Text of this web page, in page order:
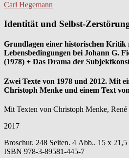
Carl Hegemann
Identität und Selbst-
Grundlagen einer historischen Kritik
Lebensbedingungen bei Johann G.
(1978) + Das Drama der
Zwei Texte von 1978 und 2012. Mit
Christoph Menke und einem Text
Mit Texten von Christoph Menke, René
2017
Broschur. 248 Seiten. 4 Abb.. 15 x 21,5
ISBN 978-3-89581-445-7